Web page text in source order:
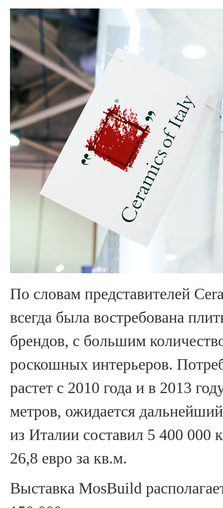
По словам представителей
всегда была востребована
брендов, с большим
роскошных интерьеров.
растет с 2010 года и в 2013
метров, ожидается
из Италии составил 5 400 000
26,8 евро за кв.м.
Выставка MosBuild